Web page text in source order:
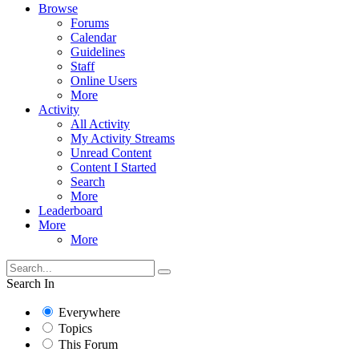
Browse
Forums
Calendar
Guidelines
Staff
Online Users
More
Activity
All Activity
My Activity Streams
Unread Content
Content I Started
Search
More
Leaderboard
More
More
Search In
Everywhere
Topics
This Forum